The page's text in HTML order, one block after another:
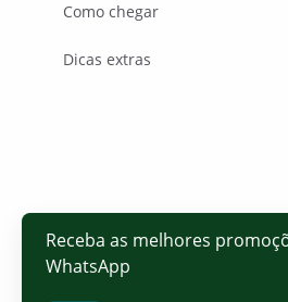
Como chegar
Dicas extras
Receba as melhores
WhatsApp